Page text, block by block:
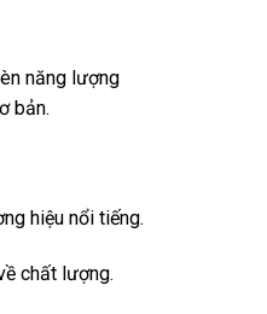
năng lượng
bản.
hiệu nổi tiếng.
chất lượng.